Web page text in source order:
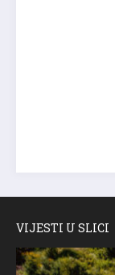
VIJESTI U SLICI